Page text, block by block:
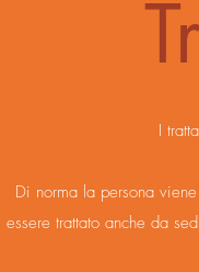
I
Di norma la persona
essere trattato anche da